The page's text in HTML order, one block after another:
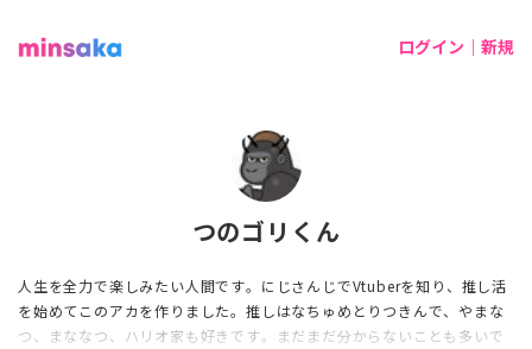
ログイン｜新規
つのゴリくん
人生を全力で楽しみたい人間です。にじさんじでVtuberを知り、推し活
を始めてこのアカを作りました。推しはなちゅめとりつきんで、やまな
つ、まななつ、ハリオ家も好きです。まだまだ分からないことも多いで